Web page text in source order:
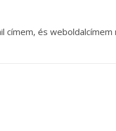
címem, és